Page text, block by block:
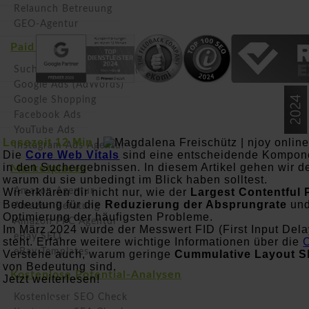
Relaunch Betreuung
GEO-Agentur
Paid Advertising
Suchmaschinenwerbung (SEA)
Google Ads (AdWords)
Google Shopping
Facebook Ads
YouTube Ads
Instagram Ads Agentur
Marketplaces
Amazon Agentur
Amazon Beratung
Amazon PPC Agentur
eBay SEO
eBay Templates
Kostenlose Potential-Analysen
Kostenloser SEO Check
Lesezeit 12 Min|
Die Core Web Vitals sind eine entscheidende
in den Suchergebnissen. In diesem Artikel gehen wir
warum du sie unbedingt im Blick haben solltest.
Wir erklären dir nicht nur, wie der Largest Contentful
Bedeutung für die Reduzierung der Absprungrate
Optimierung der häufigsten Probleme.
Im März 2024 wurde der Messwert FID (First Input
steht. Erfahre weitere wichtige Informationen über die
Verstehe auch, warum geringe Cummulative Layout
von Bedeutung sind.
Jetzt weiterlesen!